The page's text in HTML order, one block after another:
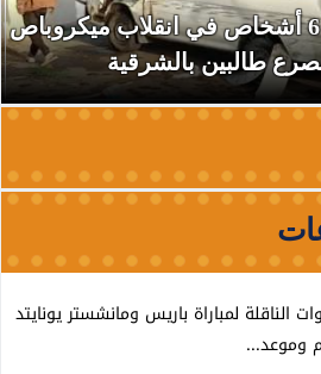
حوادث اليوم.. إصابة 6 أشخاص في انقلاب ميكروباص
طالبين بالشرقية
الناقلة لمباراة باريس ومانشستر يونايتد
وموعد...